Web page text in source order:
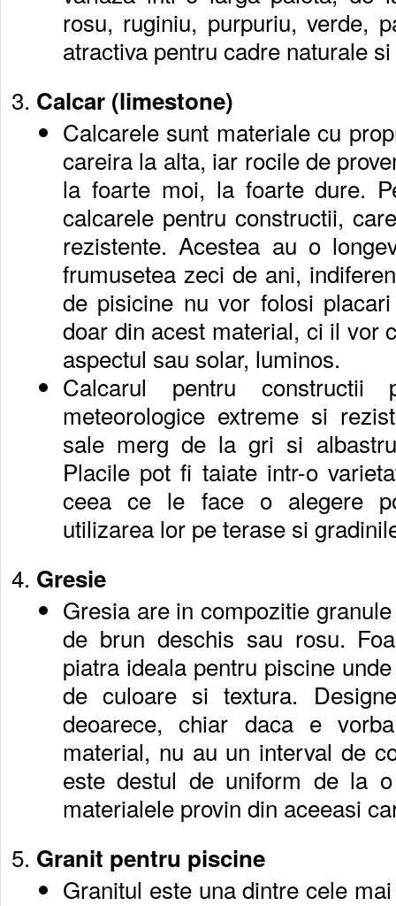
rosu, ruginiu, purpuriu, verde,
atractiva pentru cadre naturale
Calcar (limestone)
Calcarele sunt materiale cu
careira la alta, iar rocile de
la foarte moi, la foarte dure.
calcarele pentru constructii,
rezistente. Acestea au o
frumusetea zeci de ani,
de pisicine nu vor folosi
doar din acest material, ci il vor
aspectul sau solar, luminos.
Calcarul pentru constructii
meteorologice extreme si
sale merg de la gri si
Placile pot fi taiate intr-o
ceea ce le face o alegere
utilizarea lor pe terase si
Gresie
Gresia are in compozitie
de brun deschis sau rosu.
piatra ideala pentru piscine
de culoare si textura.
deoarece, chiar daca e
material, nu au un interval de
este destul de uniform de la
materialele provin din aceeasi
Granit pentru piscine
Granitul este una dintre cele